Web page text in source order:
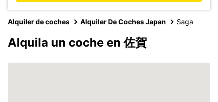
Alquiler de coches Alquiler De Coches Japan Saga
Alquila un coche en 佐賀